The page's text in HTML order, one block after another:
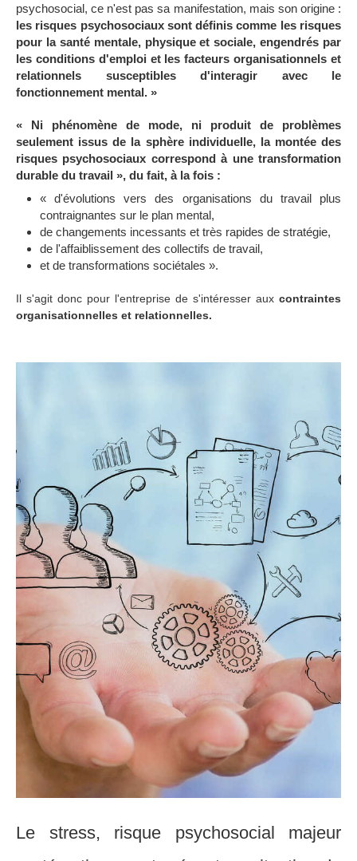
psychosocial, ce n'est pas sa manifestation, mais son origine :
les risques psychosociaux sont définis comme les risques
pour la santé mentale, physique et sociale, engendrés par
les conditions d'emploi et les facteurs organisationnels et
relationnels susceptibles d'interagir avec le
fonctionnement mental. »
« Ni phénomène de mode, ni produit de problèmes
seulement issus de la sphère individuelle, la montée des
risques psychosociaux correspond à une transformation
durable du travail », du fait, à la fois :
« d'évolutions vers des organisations du travail plus
contraignantes sur le plan mental,
de changements incessants et très rapides de stratégie,
de l'affaiblissement des collectifs de travail,
et de transformations sociétales ».
Il s'agit donc pour l'entreprise de s'intéresser aux contraintes
organisationnelles et relationnelles.
Le stress, risque psychosocial majeur